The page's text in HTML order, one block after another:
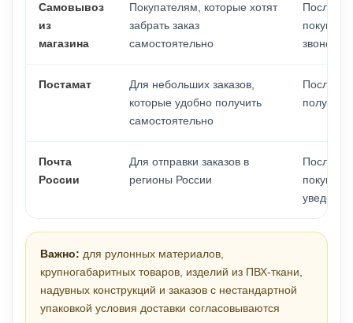
Самовывоз
из
магазина
Покупателям, которые хотят
забрать заказ
самостоятельно
После
звонок
Постамат
Для небольших заказов,
которые удобно получить
самостоятельно
После
Почта
России
Для отправки заказов в
регионы России
После
Важно: для рулонных материалов,
крупногабаритных товаров, изделий из ПВХ-ткани,
надувных конструкций и заказов с нестандартной
упаковкой условия доставки согласовываются